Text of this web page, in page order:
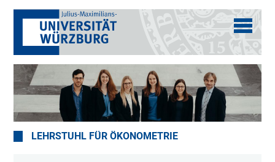
LEHRSTUHL FÜR ÖKONOMETRIE